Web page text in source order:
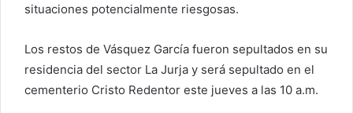
situaciones potencialmente riesgosas.
Los restos de Vásquez García fueron sepultados en su
residencia del sector La Jurja y será sepultado en el
cementerio Cristo Redentor este jueves a las 10 a.m.